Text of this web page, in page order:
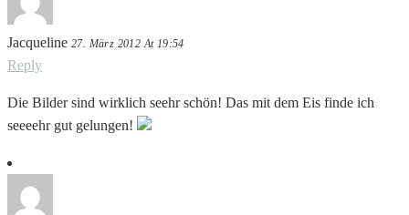
Jacqueline 27. März 2012 At 19:54
Reply
Die Bilder sind wirklich seehr schön! Das mit dem Eis finde ich
seeeehr gut gelungen!